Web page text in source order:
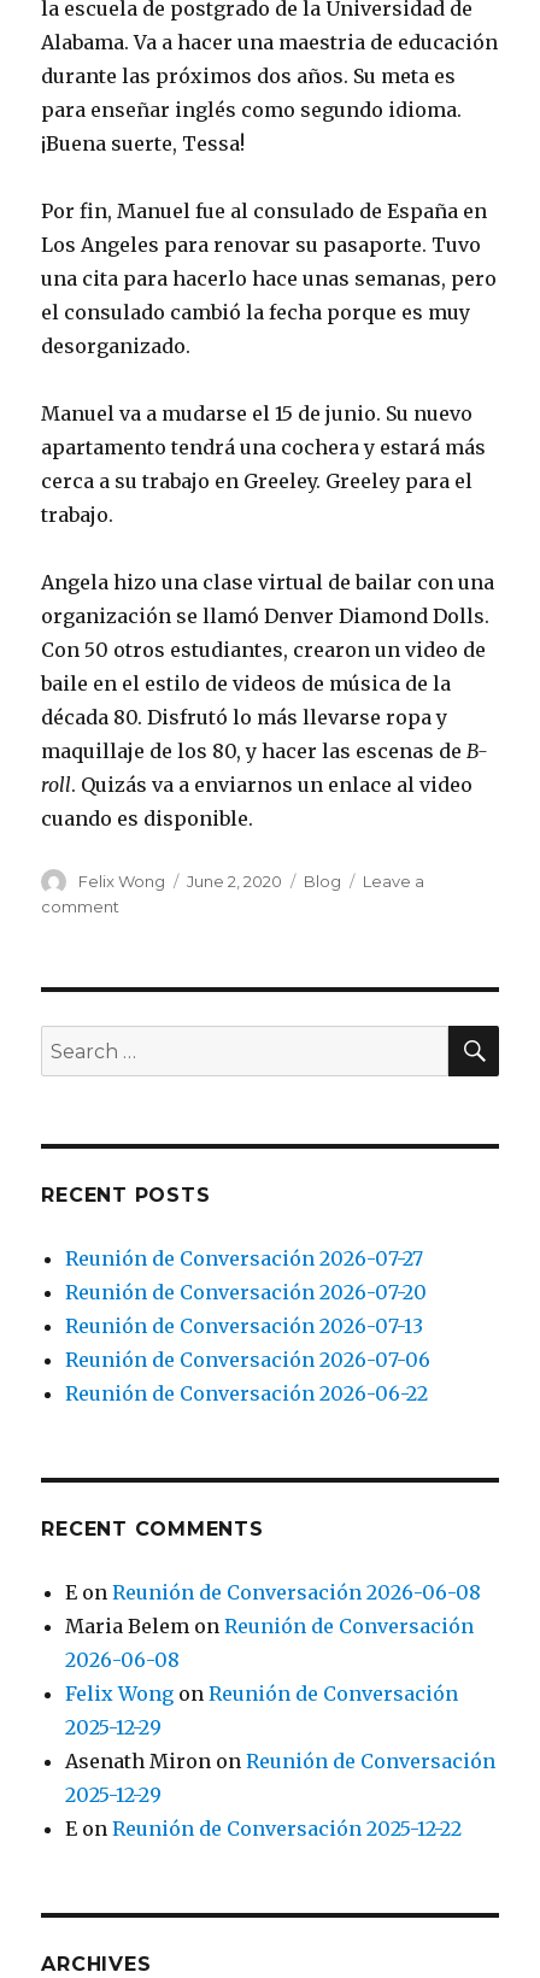
la escuela de postgrado de la Universidad de
Alabama. Va a hacer una maestria de educación
durante las próximos dos años. Su meta es
para enseñar inglés como segundo idioma.
¡Buena suerte, Tessa!
Por fin, Manuel fue al consulado de España en
Los Angeles para renovar su pasaporte. Tuvo
una cita para hacerlo hace unas semanas, pero
el consulado cambió la fecha porque es muy
desorganizado.
Manuel va a mudarse el 15 de junio. Su nuevo
apartamento tendrá una cochera y estará más
cerca a su trabajo en Greeley. Greeley para el
trabajo.
Angela hizo una clase virtual de bailar con una
organización se llamó Denver Diamond Dolls.
Con 50 otros estudiantes, crearon un video de
baile en el estilo de videos de música de la
década 80. Disfrutó lo más llevarse ropa y
maquillaje de los 80, y hacer las escenas deB-
roll. Quizás va a enviarnos un enlace al video
cuando es disponible.
Author
Felix Wong
Posted
June 2, 2020 Categories
Blog
Leave a
comment
01
Search
for:
RECENT POSTS
Reunión de Conversación 2026-07-27
Reunión de Conversación 2026-07-20
Reunión de Conversación 2026-07-13
Reunión de Conversación 2026-07-06
Reunión de Conversación 2026-06-22
RECENT COMMENTS
E onReunión de Conversación 2026-06-08
Maria Belem onReunión de Conversación
2026-06-08
Felix Wong onReunión de Conversación
2025-12-29
Asenath Miron onReunión de Conversación
2025-12-29
E onReunión de Conversación 2025-12-22
ARCHIVES